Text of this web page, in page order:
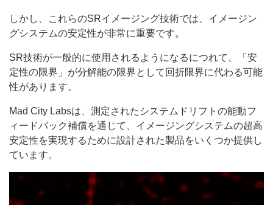
しかし、これらのSRイメージング技術では、イメージン
グシステムの安定性が非常に重要です。
SR技術が一般的に使用されるようになるにつれて、「安
定性の限界」が分解能の限界として回折限界に代わる可能
性があります。
Mad City Labsは、測定されたシステムドリフトの能動フ
ィードバック補償を通じて、イメージングシステムの超高
安定性を実現するために設計された製品をいくつか提供し
ています。